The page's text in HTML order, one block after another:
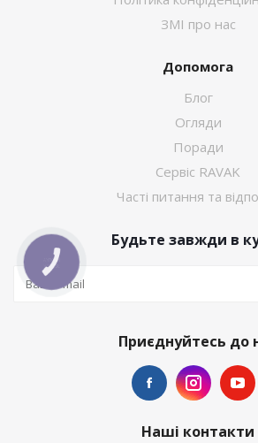
ЗМІ про нас
Допомога
Блог
Огляди
Поради
Сервіс RAVAK
Часті питання та
Будьте завжди в
Приєднуйтесь до
Наші контакти
КНОПКА
ЗВ'ЯЗКУ